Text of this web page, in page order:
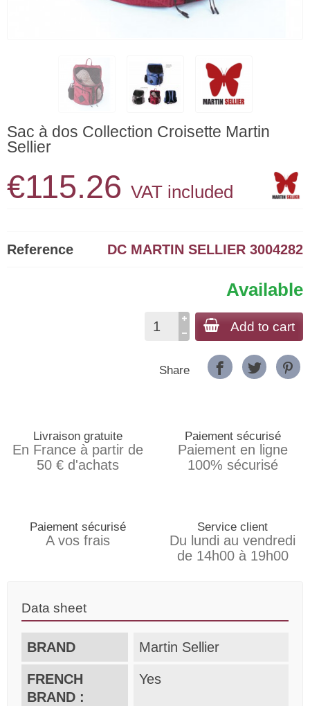
Sac à dos Collection Croisette Martin
Sellier
€115.26 VAT included
Reference DC MARTIN SELLIER 3004282
Available
Add to cart
Share
Livraison gratuite
En France à partir de
50 € d'achats
Paiement sécurisé
Paiement en ligne
100% sécurisé
Paiement sécurisé
A vos frais
Service client
Du lundi au vendredi
de 14h00 à 19h00
Data sheet
BRAND Martin Sellier
FRENCH
BRAND :
Yes